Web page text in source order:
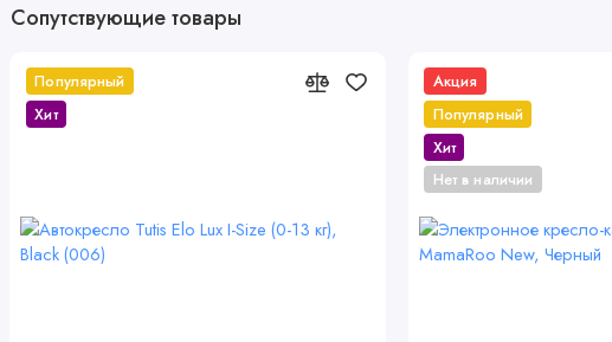
свободно вращаются, что делает коляску очень маневренной и позволяет
необходимое и защитит вещи от грязи, брызг, дождя и снега.
Антимоскитная сетка на люльку и прогулочный блок
Сумка для мамы
Подстаканник
Сопутствующие товары
Популярный
Хит
Акция
Популярный
Хит
Нет в наличии